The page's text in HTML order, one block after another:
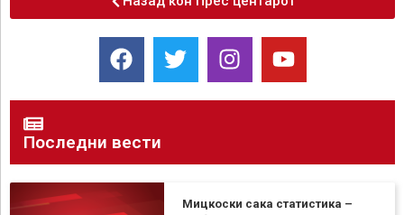
Последни вести
Мицкоски сака статистика –